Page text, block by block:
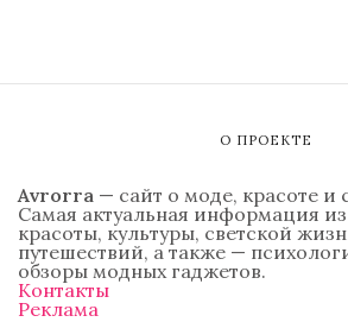
О ПРОЕКТЕ
Avrorra — сайт о моде, красоте и
Самая актуальная информация
красоты, культуры, светской
путешествий, а также —
обзоры модных гаджетов.
Контакты
Реклама